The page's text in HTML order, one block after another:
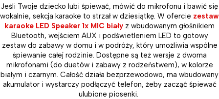
Jeśli Twoje dziecko lubi śpiewać, mówić do mikrofonu i bawić się
wokalnie, sekcja karaoke to strzał w dziesiątkę. W ofercie zestaw
karaoke LED Speaker 1x MIC biały z wbudowanym głośnikiem
Bluetooth, wejściem AUX i podświetleniem LED to gotowy
zestaw do zabawy w domu i w podróży, który umożliwia wspólne
śpiewanie całej rodzinie. Dostępne są też wersje z dwoma
mikrofonami (do duetów i zabawy z rodzeństwem), w kolorze
białym i czarnym. Całość działa bezprzewodowo, ma wbudowany
akumulator i wystarczy podłączyć telefon, żeby zacząć śpiewać
ulubione piosenki.